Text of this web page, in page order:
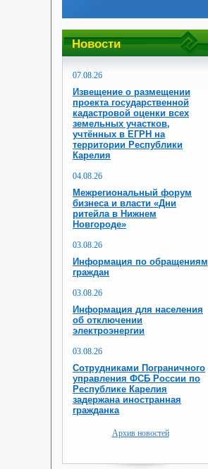
Новости
07.08.26
Извещение о размещении
проекта государственной
кадастровой оценки всех
земельных участков,
учтённых в ЕГРН на
территории Республики
Карелия
04.08.26
Межрегиональный форум
бизнеса и власти «Дни
ритейла в Нижнем
Новгороде»
03.08.26
Информация по обращениям
граждан
03.08.26
Информация для населения
об отключении
электроэнергии
03.08.26
Сотрудниками Пограничного
управления ФСБ России по
Республике Карелия
задержана иностранная
гражданка
Архив новостей